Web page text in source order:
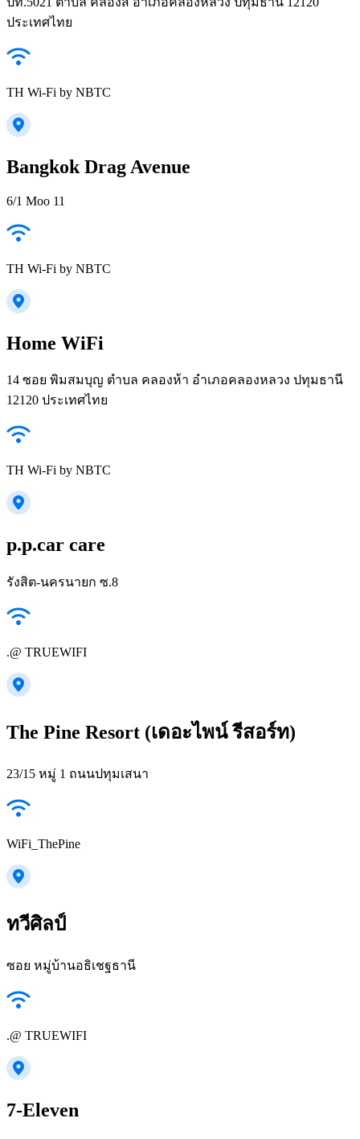
ประเทศไทย
TH Wi-Fi by NBTC
Bangkok Drag Avenue
6/1 Moo 11
TH Wi-Fi by NBTC
Home WiFi
14 ซอย พิมสมบุญ ตำบล คลองห้า อำเภอคลองหลวง ปทุมธานี
12120 ประเทศไทย
TH Wi-Fi by NBTC
p.p.car care
รังสิต-นครนายก ซ.8
.@ TRUEWIFI
The Pine Resort (เดอะไพน์ รีสอร์ท)
23/15 หมู่ 1 ถนนปทุมเสนา
WiFi_ThePine
ทวีศิลป์
ซอย หมู่บ้านอธิเชฐธานี
.@ TRUEWIFI
7-Eleven